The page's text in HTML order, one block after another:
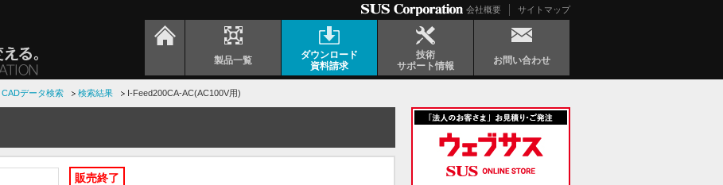
会社概要 サイトマップ
製品一覧
ダウンロード
資料請求
技術
サポート情報
お問い合わせ
データ検索 検索結果 I-Feed200CA-AC(AC100V用)
販売終了